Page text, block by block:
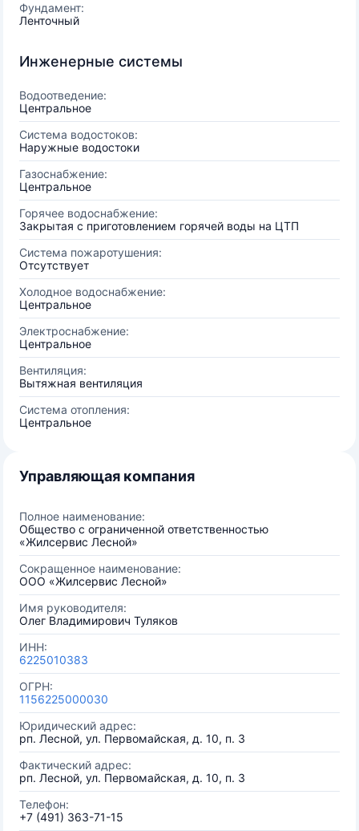
Фундамент:
Ленточный
Инженерные системы
Водоотведение:
Центральное
Система водостоков:
Наружные водостоки
Газоснабжение:
Центральное
Горячее водоснабжение:
Закрытая с приготовлением горячей воды на ЦТП
Система пожаротушения:
Отсутствует
Холодное водоснабжение:
Центральное
Электроснабжение:
Центральное
Вентиляция:
Вытяжная вентиляция
Система отопления:
Центральное
Управляющая компания
Полное наименование:
Общество с ограниченной ответственностью
«Жилсервис Лесной»
Сокращенное наименование:
ООО «Жилсервис Лесной»
Имя руководителя:
Олег Владимирович Туляков
ИНН:
6225010383
ОГРН:
1156225000030
Юридический адрес:
рп. Лесной, ул. Первомайская, д. 10, п. 3
Фактический адрес:
рп. Лесной, ул. Первомайская, д. 10, п. 3
Телефон:
+7 (491) 363-71-15